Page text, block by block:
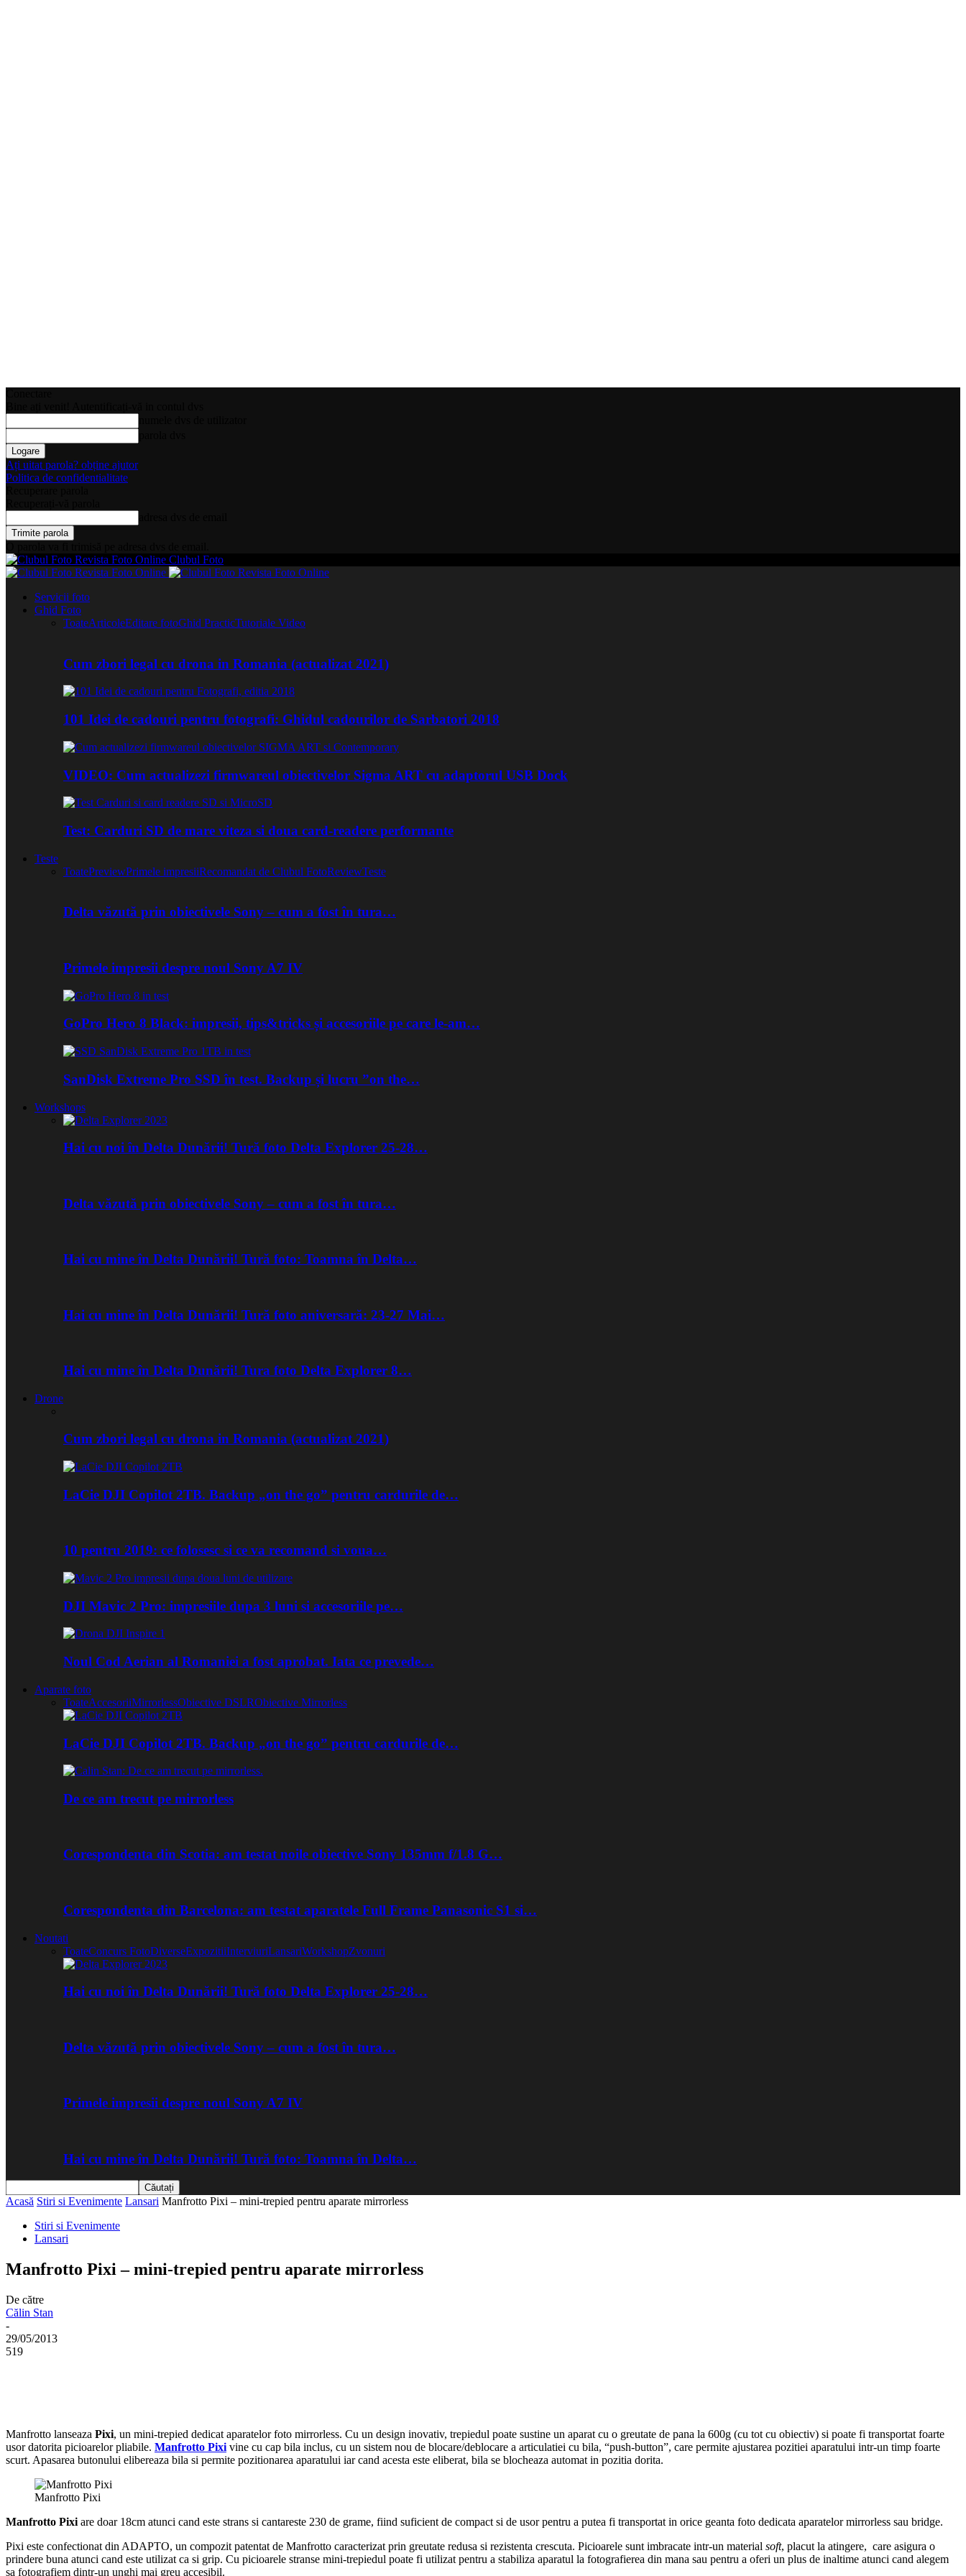
Ați uitat parola? obține ajutor
Politica de confidentialitate
Clubul Foto
Servicii foto
Ghid Foto
ToateArticoleEditare fotoGhid PracticTutoriale Video
Cum zbori legal cu drona in Romania (actualizat 2021)
101 Idei de cadouri pentru fotografi: Ghidul cadourilor de Sarbatori 2018
VIDEO: Cum actualizezi firmwareul obiectivelor Sigma ART cu adaptorul USB Dock
Test: Carduri SD de mare viteza si doua card-readere performante
Teste
ToatePreviewPrimele impresiiRecomandat de Clubul FotoReviewTeste
Delta văzută prin obiectivele Sony – cum a fost în tura…
Primele impresii despre noul Sony A7 IV
GoPro Hero 8 Black: impresii, tips&tricks și accesoriile pe care le-am…
SanDisk Extreme Pro SSD în test. Backup și lucru ”on the…
Workshops
Hai cu noi în Delta Dunării! Tură foto Delta Explorer 25-28…
Delta văzută prin obiectivele Sony – cum a fost în tura…
Hai cu mine în Delta Dunării! Tură foto: Toamna în Delta…
Hai cu mine în Delta Dunării! Tură foto aniversară: 23-27 Mai…
Hai cu mine în Delta Dunării! Tura foto Delta Explorer 8…
Drone
Cum zbori legal cu drona in Romania (actualizat 2021)
LaCie DJI Copilot 2TB. Backup „on the go” pentru cardurile de…
10 pentru 2019: ce folosesc si ce va recomand si voua…
DJI Mavic 2 Pro: impresiile dupa 3 luni si accesoriile pe…
Noul Cod Aerian al Romaniei a fost aprobat. Iata ce prevede…
Aparate foto
ToateAccesoriiMirrorlessObiective DSLRObiective Mirrorless
LaCie DJI Copilot 2TB. Backup „on the go” pentru cardurile de…
De ce am trecut pe mirrorless
Corespondenta din Scotia: am testat noile obiective Sony 135mm f/1.8 G…
Corespondenta din Barcelona: am testat aparatele Full Frame Panasonic S1 si…
Noutati
ToateConcurs FotoDiverseExpozitiiInterviuriLansariWorkshopZvonuri
Hai cu noi în Delta Dunării! Tură foto Delta Explorer 25-28…
Delta văzută prin obiectivele Sony – cum a fost în tura…
Primele impresii despre noul Sony A7 IV
Hai cu mine în Delta Dunării! Tură foto: Toamna în Delta…
Acasă Stiri si Evenimente Lansari Manfrotto Pixi – mini-trepied pentru aparate mirrorless
Stiri si Evenimente
Lansari
Manfrotto Pixi – mini-trepied pentru aparate mirrorless
De către
Călin Stan
-
29/05/2013
519
Manfrotto lanseaza Pixi, un mini-trepied dedicat aparatelor foto mirrorless. Cu un design inovativ, trepiedul poate sustine un aparat cu o greutate de pana la 600g (cu tot cu obiectiv) si poate fi transportat foarte
usor datorita picioarelor pliabile. Manfrotto Pixi vine cu cap bila inclus, cu un sistem nou de blocare/deblocare a articulatiei cu bila, “push-button”, care permite ajustarea pozitiei aparatului intr-un timp foarte
scurt. Apasarea butonului elibereaza bila si permite pozitionarea aparatului iar cand acesta este eliberat, bila se blocheaza automat in pozitia dorita.
Manfrotto Pixi
Manfrotto Pixi are doar 18cm atunci cand este strans si cantareste 230 de grame, fiind suficient de compact si de usor pentru a putea fi transportat in orice geanta foto dedicata aparatelor mirrorless sau bridge.
Pixi este confectionat din ADAPTO, un compozit patentat de Manfrotto caracterizat prin greutate redusa si rezistenta crescuta. Picioarele sunt imbracate intr-un material soft, placut la atingere, care asigura o
prindere buna atunci cand este utilizat ca si grip. Cu picioarele stranse mini-trepiedul poate fi utilizat pentru a stabiliza aparatul la fotografierea din mana sau pentru a oferi un plus de inaltime atunci cand alegem
sa fotografiem dintr-un unghi mai greu accesibil.